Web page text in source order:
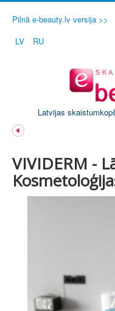
Pilnā e-beauty.lv versija >>
LV
RU
Latvijas
VIVIDERM -